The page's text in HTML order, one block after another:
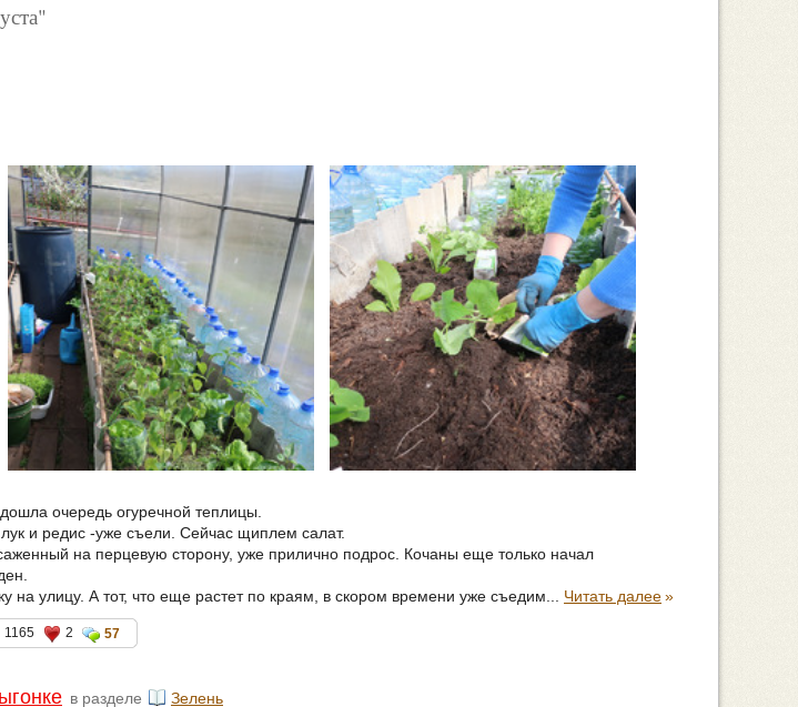
очередь огуречной теплицы.
и редис -уже съели. Сейчас щиплем салат.
на перцевую сторону, уже прилично подрос. Кочаны еще только начал
на улицу. А тот, что еще растет по краям, в скором времени уже съедим... Читать далее»
1165 2 57
в разделе Зелень